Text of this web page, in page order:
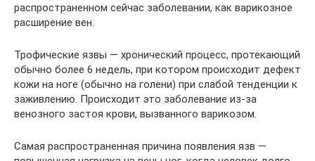
распространенном сейчас заболевании, как варикозное
расширение вен.
Трофические язвы — хронический процесс, протекающий
обычно более 6 недель, при котором происходит дефект
кожи на ноге (обычно на голени) при слабой тенденции к
заживлению. Происходит это заболевание из-за
венозного застоя крови, вызванного варикозом.
Самая распространенная причина появления язв —